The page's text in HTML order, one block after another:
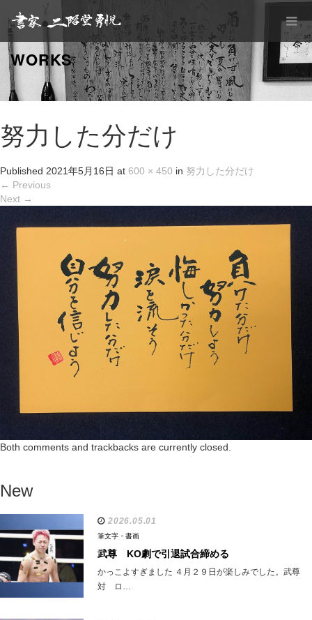
WORKS
努力した分だけ
Published 2021年5月16日 at 600 × 450 in 努力した分だけ
← Previous
Next →
Both comments and trackbacks are currently closed.
New
2026.05.01
筆文字・書画
武尊 KO劇で引退試合締める
かっこよすぎました ４月２９日が楽しみでした。武尊
対 ロ…